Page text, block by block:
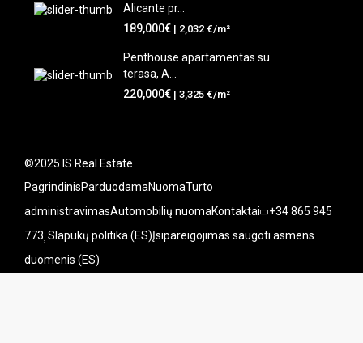
Alicante pr...
189,000€ | 2,032 €/m²
Penthouse apartamentas su
terasa, A...
220,000€ | 3,325 €/m²
©2025 IS Real Estate
PagrindinisParduodamaNuomaTurto
administravimasAutomobilių nuomaKontaktai +34 865 945
773 Slapukų politika (ES)Įsipareigojimas saugoti asmens
duomenis (ES)